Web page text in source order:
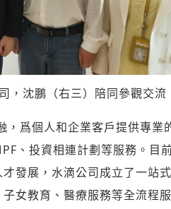
，沈鵬（右三）陪同參觀交流
爲個人和企業客戶提供專業
、投資相連計劃等服務。目
發展，水滴公司成立了一站
女教育、醫療服務等全流程